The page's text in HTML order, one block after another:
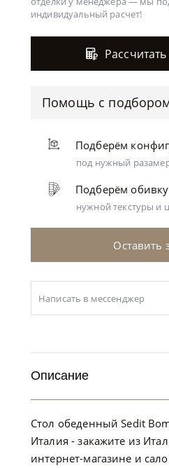
индивидуальный расчет!
Помощь с
Подберём
под нужный
Подберём обивку
нужной текстуры и
Оставить
Написать в мессенджер
Описание
Стол обеденный Sedit
Италия - закажите из
интернет-магазине и